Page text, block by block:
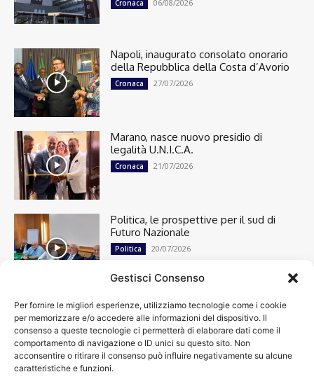
Gestisci Consenso
Per fornire le migliori esperienze, utilizziamo tecnologie come i cookie
per memorizzare e/o accedere alle informazioni del dispositivo. Il
consenso a queste tecnologie ci permetterà di elaborare dati come il
comportamento di navigazione o ID unici su questo sito. Non
acconsentire o ritirare il consenso può influire negativamente su alcune
caratteristiche e funzioni.
Cronaca 06/08/2026
Napoli, inaugurato consolato onorario
della Repubblica della Costa d’Avorio
Cronaca 27/07/2026
Marano, nasce nuovo presidio di
legalità U.N.I.C.A.
Cronaca 21/07/2026
Politica, le prospettive per il sud di
Futuro Nazionale
Politica 20/07/2026
Cronaca
13492
Attualità
7299
top
News
4208
Cultura